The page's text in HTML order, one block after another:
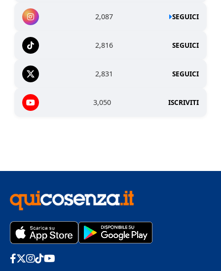
2,087 SEGUICI
2,816 SEGUICI
2,831 SEGUICI
3,050 ISCRIVITI